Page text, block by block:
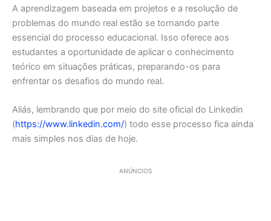
A aprendizagem baseada em projetos e a resolução de
problemas do mundo real estão se tornando parte
essencial do processo educacional. Isso oferece aos
estudantes a oportunidade de aplicar o conhecimento
teórico em situações práticas, preparando-os para
enfrentar os desafios do mundo real.
Aliás, lembrando que por meio do site oficial do Linkedin
(https://www.linkedin.com/) todo esse processo fica ainda
mais simples nos dias de hoje.
ANÚNCIOS